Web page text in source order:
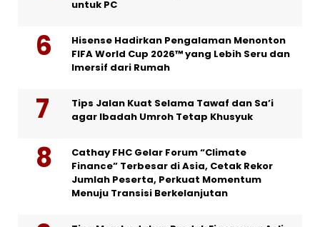
untuk PC
Hisense Hadirkan Pengalaman Menonton
FIFA World Cup 2026™ yang Lebih Seru dan
Imersif dari Rumah
Tips Jalan Kuat Selama Tawaf dan Sa’i
agar Ibadah Umroh Tetap Khusyuk
Cathay FHC Gelar Forum “Climate
Finance” Terbesar di Asia, Cetak Rekor
Jumlah Peserta, Perkuat Momentum
Menuju Transisi Berkelanjutan